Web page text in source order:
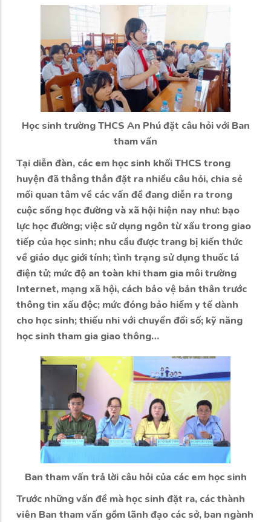
Học sinh trường THCS An Phú đặt câu hỏi với Ban
tham vấn
Tại diễn đàn, các em học sinh khối THCS trong
huyện đã thẳng thắn đặt ra nhiều câu hỏi, chia sẻ
mối quan tâm về các vấn đề đang diễn ra trong
cuộc sống học đường và xã hội hiện nay như: bạo
lực học đường; việc sử dụng ngôn từ xấu trong giao
tiếp của học sinh; nhu cầu được trang bị kiến thức
về giáo dục giới tính; tình trạng sử dụng thuốc lá
điện tử; mức độ an toàn khi tham gia môi trường
Internet, mạng xã hội, cách bảo vệ bản thân trước
thông tin xấu độc; mức đóng bảo hiểm y tế dành
cho học sinh; thiếu nhi với chuyển đổi số; kỹ năng
học sinh tham gia giao thông…
Ban tham vấn trả lời câu hỏi của các em học sinh
Trước những vấn đề mà học sinh đặt ra, các thành
viên Ban tham vấn gồm lãnh đạo các sở, ban ngành